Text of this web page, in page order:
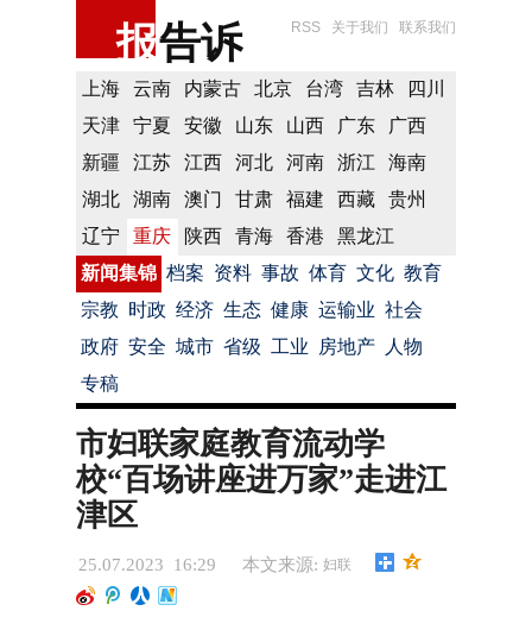
报告诉 RSS 关于我们 联系我们
上海 云南 内蒙古 北京 台湾 吉林
四川
天津
宁夏 安徽 山东 山西 广东
广西
新疆
江苏 江西 河北 河南 浙江
海南
湖北
湖南 澳门 甘肃 福建 西藏
贵州
辽宁
重庆 陕西 青海 香港
黑龙江
新闻集锦 档案 资料 事故 体育 文化 教育
宗教 时政 经济 生态 健康 运输业 社会
政府 安全 城市 省级 工业 房地产
人物
专稿
市妇联家庭教育流动学
校“百场讲座进万家”走进江
津区
25.07.2023 16:29 本文来源: 妇联